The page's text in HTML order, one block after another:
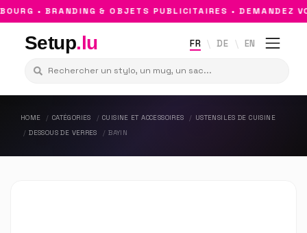
• BRANDING & OBJETS PUBLICITAIRES • DEMANDEZ
Setup.lu FR DE EN
HOME CATÉGORIES CUISINE ET ACCESSOIRES
USTENSILES DE CUISINE
DESSOUS DE VERRES
BAYIN